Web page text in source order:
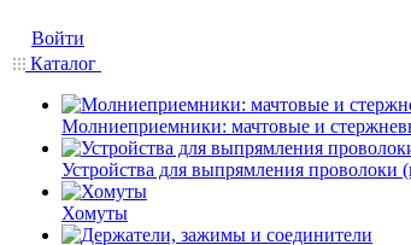
Войти
Каталог
Молниеприемники: мачтовые и
Устройства для выпрямления проволоки
Хомуты